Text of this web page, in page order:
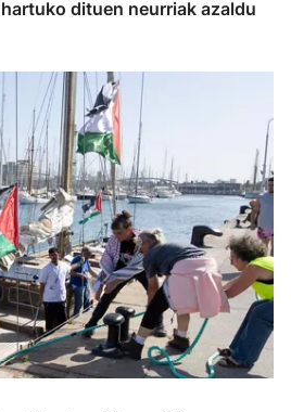
dituen neurriak azaldu